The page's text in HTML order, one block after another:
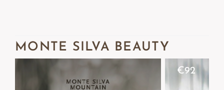
MONTE SILVA BEAUTY
€92